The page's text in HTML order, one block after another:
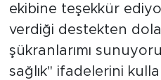
ekibine teşekkür
verdiği destekten
şükranlarımı
sağlık" ifadelerini